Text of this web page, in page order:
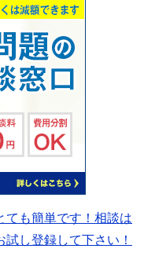
ても簡単です！相談は
試し登録して下さい！